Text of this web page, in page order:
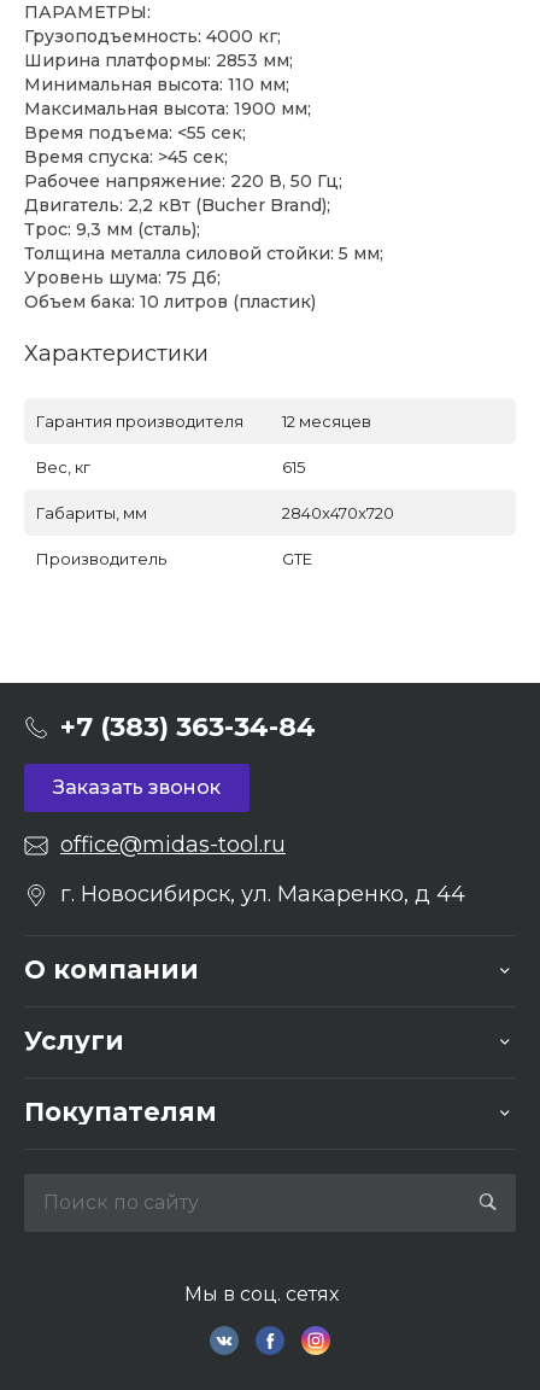
ПАРАМЕТРЫ:
Грузоподъемность: 4000 кг;
Ширина платформы: 2853 мм;
Минимальная высота: 110 мм;
Максимальная высота: 1900 мм;
Время подъема: <55 сек;
Время спуска: >45 сек;
Рабочее напряжение: 220 В, 50 Гц;
Двигатель: 2,2 кВт (Bucher Brand);
Трос: 9,3 мм (сталь);
Толщина металла силовой стойки: 5 мм;
Уровень шума: 75 Дб;
Объем бака: 10 литров (пластик)
Характеристики
Гарантия производителя 12 месяцев
Вес, кг 615
Габариты, мм 2840x470x720
Производитель GTE
+7 (383) 363-34-84
Заказать звонок
office@midas-tool.ru
г. Новосибирск, ул. Макаренко, д 44
О компании
Услуги
Покупателям
Мы в соц. сетях